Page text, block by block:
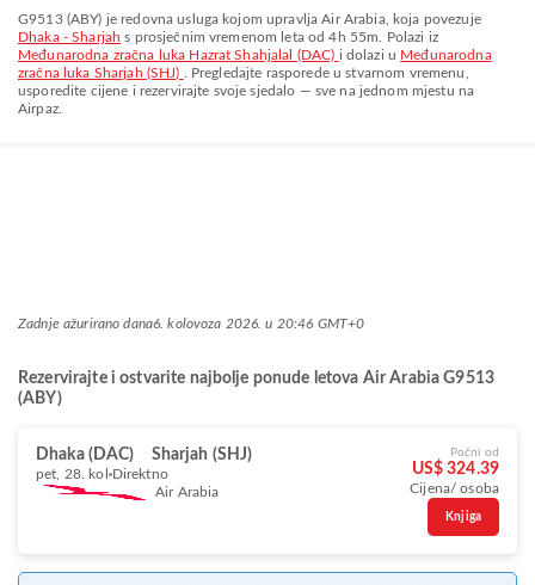
G9513(ABY) je redovna usluga kojom upravljaAir Arabia, koja povezuje
Dhaka - Sharjah s prosječnim vremenom leta od4h 55m
. Polazi iz
Međunarodna zračna luka Hazrat Shahjalal (DAC) i dolazi u Međunarodna
zračna luka Sharjah (SHJ)
. Pregledajte rasporede u stvarnom vremenu,
usporedite cijene i rezervirajte svoje sjedalo — sve na jednom mjestu na
Airpaz.
Zadnje ažurirano dana6. kolovoza 2026. u 20:46 GMT+0
Rezervirajte i ostvarite najbolje ponude letova Air Arabia G9513
(ABY)
Dhaka (DAC) Sharjah (SHJ)
pet, 28. kol Direktno
Air Arabia
Počni od
US$ 324.39
Cijena/ osoba
Knjiga